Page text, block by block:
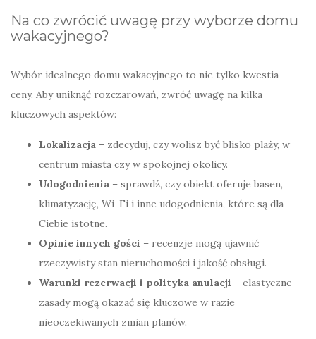
Na co zwrócić uwagę przy wyborze domu
wakacyjnego?
Wybór idealnego domu wakacyjnego to nie tylko kwestia
ceny. Aby uniknąć rozczarowań, zwróć uwagę na kilka
kluczowych aspektów:
Lokalizacja – zdecyduj, czy wolisz być blisko plaży, w
centrum miasta czy w spokojnej okolicy.
Udogodnienia – sprawdź, czy obiekt oferuje basen,
klimatyzację, Wi-Fi i inne udogodnienia, które są dla
Ciebie istotne.
Opinie innych gości – recenzje mogą ujawnić
rzeczywisty stan nieruchomości i jakość obsługi.
Warunki rezerwacji i polityka anulacji – elastyczne
zasady mogą okazać się kluczowe w razie
nieoczekiwanych zmian planów.